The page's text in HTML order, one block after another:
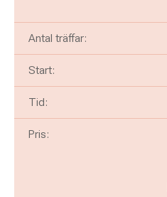
Antal träffar:
Start:
Tid:
Pris: